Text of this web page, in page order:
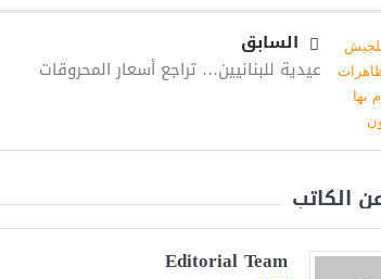
السابق
عيدية للبنانيين… تراجع أسعار المحروقات
الكاتب
Editorial Team